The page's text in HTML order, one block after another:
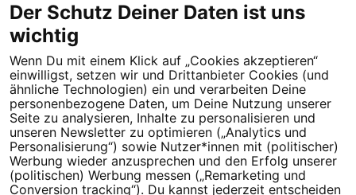
Dein Engagement macht den Unterschied. Schließe Dich 4,5
Millionen Menschen an.
Newsletter bestellen
Der Schutz Deiner Daten ist uns
wichtig
Wenn Du mit einem Klick auf „Cookies akzeptieren“
einwilligst, setzen wir und Drittanbieter Cookies (und
ähnliche Technologien) ein und verarbeiten Deine
personenbezogene Daten, um Deine Nutzung unserer
Seite zu analysieren, Inhalte zu personalisieren und
unseren Newsletter zu optimieren („Analytics und
Personalisierung“) sowie Nutzer*innen mit (politischer)
Werbung wieder anzusprechen und den Erfolg unserer
(politischen) Werbung messen („Remarketing und
Conversion tracking“). Du kannst jederzeit entscheiden